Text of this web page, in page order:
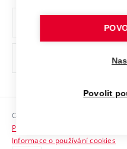
Ochrana osobních údajů
odkaz)
Sociální bezpečí
HR Award
Copyright © 2026 VUT
Prohlášení o přístupnosti
Informace o používání cookies
Povolit